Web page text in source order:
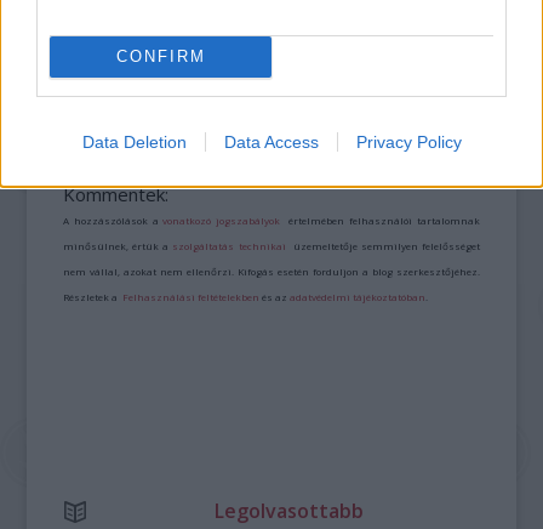
CONFIRM
Data Deletion Data Access Privacy Policy
ZÁRT A DOMBOS FEST
A bejegyzés trackback címe:
Kommentek:
A hozzászólások avonatkozó jogszabályok értelmében felhasználói tartalomnak
minősülnek, értük a szolgáltatás technikai üzemeltetője semmilyen felelősséget
nem vállal, azokat nem ellenőrzi. Kifogás esetén forduljon a blog szerkesztőjéhez.
Részletek a Felhasználási feltételekben és azadatvédelmi tájékoztatóban
Legolvasottabb